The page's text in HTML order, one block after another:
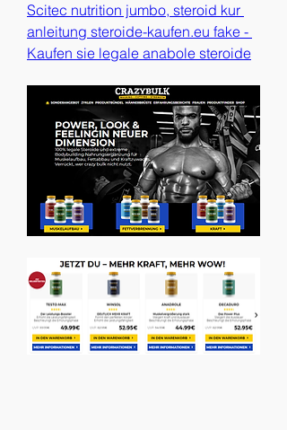
Scitec nutrition jumbo, steroid kur
anleitung steroide-kaufen.eu fake -
Kaufen sie legale anabole steroide